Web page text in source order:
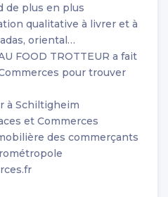
de plus en plus
qualitative à livrer et à
oriental…
FOOD TROTTEUR a fait
pour trouver
à Schiltigheim
et Commerces
des commerçants